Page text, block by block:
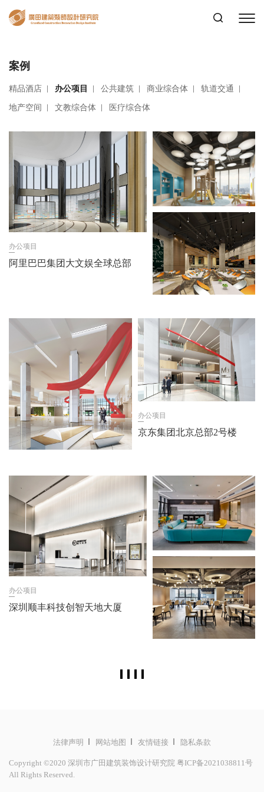
案例
精品酒店 办公项目 公共建筑 商业综合体 轨道交通
地产空间 文教综合体 医疗综合体
办公项目
阿里巴巴集团大文娱全球总部
办公项目
京东集团北京总部2号楼
办公项目
深圳顺丰科技创智天地大厦
法律声明 网站地图 友情链接 隐私条款
Copyright ©2020 深圳市广田建筑装饰设计研究院 粤ICP备2021038811号
All Rights Reserved.